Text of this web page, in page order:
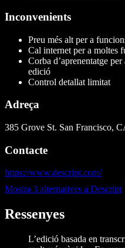
Inconvenients
Preu més alt per a
Cal internet per a moltes
Corba d’aprenentatge
edició
Control detallat limitat
Adreça
385 Grove St. San Francisco,
Contacte
https://www.descript.com/
Mostra 3 alternatives a Descript
Ressenyes
L’edició basada en